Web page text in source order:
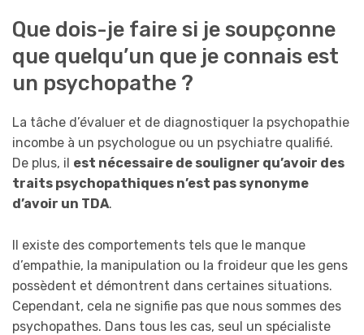
Que dois-je faire si je soupçonne
que quelqu’un que je connais est
un psychopathe ?
La tâche d’évaluer et de diagnostiquer la psychopathie
incombe à un psychologue ou un psychiatre qualifié.
De plus, il est nécessaire de souligner qu’avoir des
traits psychopathiques n’est pas synonyme
d’avoir un TDA.
Il existe des comportements tels que le manque
d’empathie, la manipulation ou la froideur que les gens
possèdent et démontrent dans certaines situations.
Cependant, cela ne signifie pas que nous sommes des
psychopathes. Dans tous les cas, seul un spécialiste